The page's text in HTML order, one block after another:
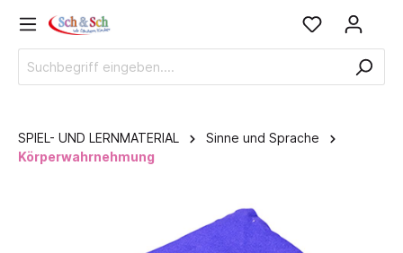
SPIEL- UND LERNMATERIAL
Sinne und Sprache
Körperwahrnehmung